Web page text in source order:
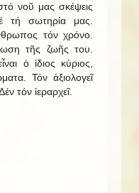
νοῦ μας σκέψεις
τή σωτηρία μας.
τόν χρόνο.
τῆς ζωῆς του.
ὁ ἰδιος κύριος,
Τόν ἀξιολογεῖ
τόν ἱεραρχεῖ.